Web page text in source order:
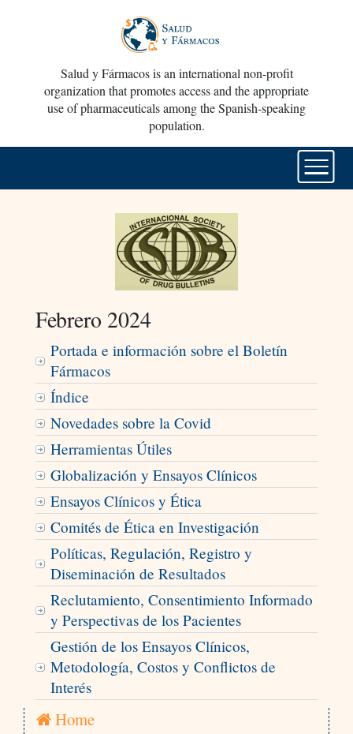
Salud y Fármacos is an international non-profit
organization that promotes access and the appropriate
use of pharmaceuticals among the Spanish-speaking
population.
Febrero 2024
Portada e información sobre el Boletín
Fármacos
Índice
Novedades sobre la Covid
Herramientas Útiles
Globalización y Ensayos Clínicos
Ensayos Clínicos y Ética
Comités de Ética en Investigación
Políticas, Regulación, Registro y
Diseminación de Resultados
Reclutamiento, Consentimiento Informado
y Perspectivas de los Pacientes
Gestión de los Ensayos Clínicos,
Metodología, Costos y Conflictos de
Interés
Home